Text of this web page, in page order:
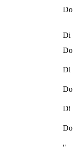
Do
Di
Do
Di
Do
Di
Do
"